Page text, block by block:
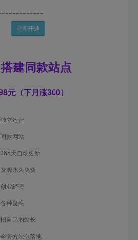
立即开通
建同款站点
元（下月涨300）
立运营
款网站
天自动更新
源永久免费
业经验
种疑惑
自己的站长
套方法包落地